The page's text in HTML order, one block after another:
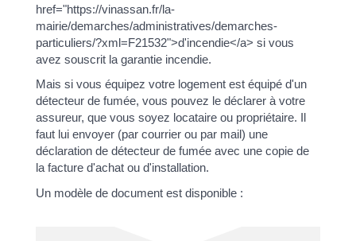
href="https://vinassan.fr/la-
mairie/demarches/administratives/demarches-
particuliers/?xml=F21532">d'incendie</a> si vous
avez souscrit la garantie incendie.
Mais si vous équipez votre logement est équipé d'un
détecteur de fumée, vous pouvez le déclarer à votre
assureur, que vous soyez locataire ou propriétaire. Il
faut lui envoyer (par courrier ou par mail) une
déclaration de détecteur de fumée avec une copie de
la facture d'achat ou d'installation.
Un modèle de document est disponible :